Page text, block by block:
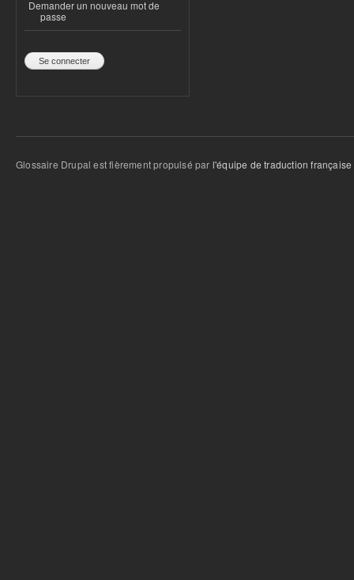
Demander un nouveau mot de
passe
Glossaire Drupal est fièrement propulsé par l'équipe de traduction française